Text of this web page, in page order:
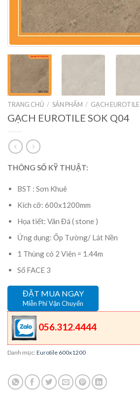
TRANG CHỦ / SẢN PHẨM / GẠCH EUROTILE
GẠCH EUROTILE SOK Q04
THÔNG SỐ KỸ THUẬT:
BST : Sơn Khuê
Kích cỡ: 600x1200mm
Họa tiết: Vân Đá ( stone )
Ứng dụng: Ốp Tường/ Lát Nền
1 Thùng có 2 Viên = 1.44m
Số FACE 3
ĐẶT MUA NGAY
Miễn Phí Vận Chuyển
056.312.4444
Danh mục: Eurotile 600x1200